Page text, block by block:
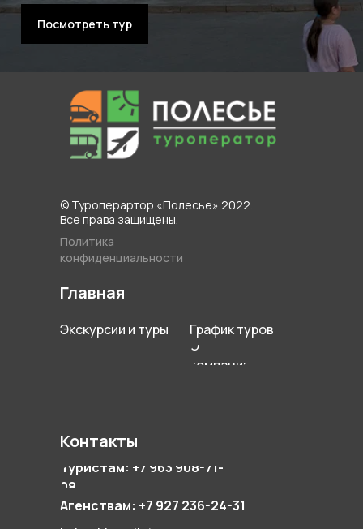
Посмотреть тур
© Туроперартор «Полесье» 2022.
Все права защищены.
Контакты
Туристам: +7 963 908-71-
08
Агенствам: +7 927 236-24-31
Главная
Экскурсии и туры
График туров
О
компании
Политика
конфиденциальности